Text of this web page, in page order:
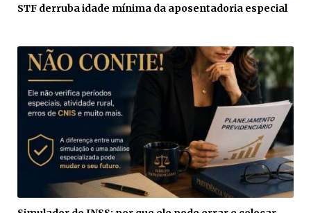
STF derruba idade mínima da aposentadoria especial